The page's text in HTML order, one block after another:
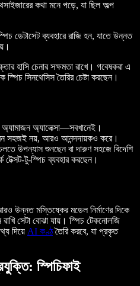
কথা মনে পড়ে, যা ছিল অল্প
ডেটাসেট ব্যবহারে রাজি হন, যাতে উন্নত
হাসি চেনার সক্ষমতা রাখে। গবেষকরা এ
সিনথেসিস তৈরির চেষ্টা করছেন।
অ্যালেক্সা—সবখানেই।
সহজই নয়, আরও আনন্দদায়কও করে।
উপন্যাস শুনছেন বা দারুণ সহজে বিদেশি
টেক্সট-টু-স্পিচ ব্যবহার করছেন।
উন্নত মস্তিষ্কের মডেল নির্মাণের দিকে
সেটা বোঝা যায়। স্পিচ টেকনোলজি
দিয়ে AI কণ্ঠতৈরি করবে, যা প্রকৃত
স্পিচিফাই